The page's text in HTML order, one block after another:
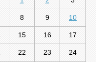
8 9 10
15 16 17
22 23 24